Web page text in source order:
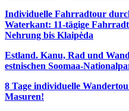
Individuelle Fahrradtour
Waterkant: 11-tägige
Nehrung bis Klaipėda
Estland. Kanu, Rad und
estnischen Soomaa-
8 Tage individuelle
Masuren!